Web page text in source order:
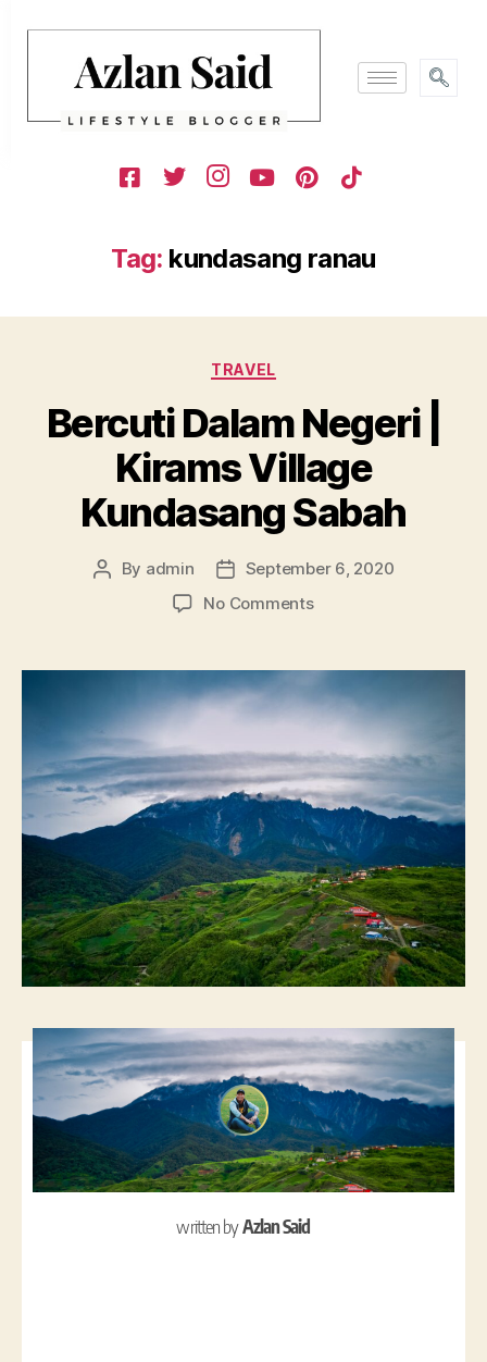
Tag: kundasang ranau
TRAVEL
Bercuti Dalam Negeri |
Kirams Village
Kundasang Sabah
By admin
September 6, 2020
No Comments
written byAzlan Said